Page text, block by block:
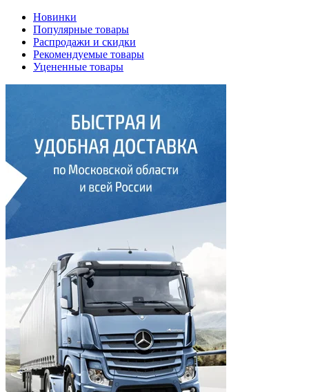
Новинки
Популярные товары
Распродажи и скидки
Рекомендуемые товары
Уцененные товары